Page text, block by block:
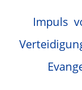
Impuls